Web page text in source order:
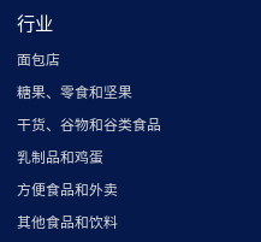
行业
面包店
糖果、零食和坚果
干货、谷物和谷类食品
乳制品和鸡蛋
方便食品和外卖
其他食品和饮料